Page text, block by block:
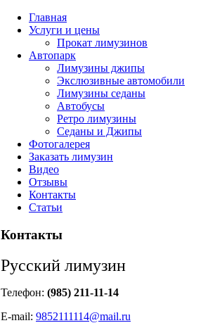
Главная
Услуги и цены
Прокат лимузинов
Автопарк
Лимузины джипы
Экслюзивные автомобили
Лимузины седаны
Автобусы
Ретро лимузины
Седаны и Джипы
Фотогалерея
Заказать лимузин
Видео
Отзывы
Контакты
Статьи
Контакты
Русский лимузин
Телефон: (985) 211-11-14
Е-mail: 9852111114@mail.ru